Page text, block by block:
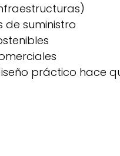
suministro
práctico hace